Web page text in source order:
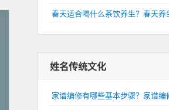
春天适合喝什么茶饮养生？春天养
姓名传统文化
家谱编修有哪些基本步骤？家谱编